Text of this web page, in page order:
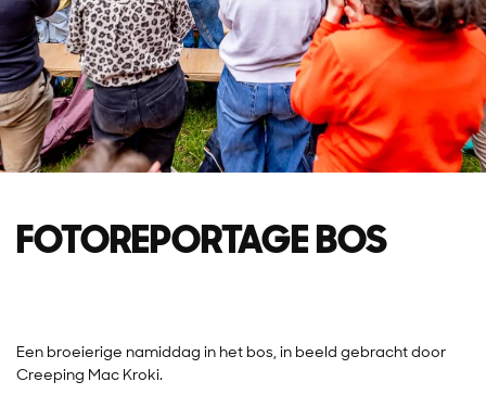
FOTOREPORTAGE BOS
Een broeierige namiddag in het bos, in beeld gebracht door
Creeping Mac Kroki.